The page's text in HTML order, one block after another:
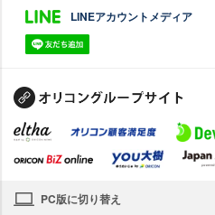
LINEアカウントメディア
PC版に切り替え